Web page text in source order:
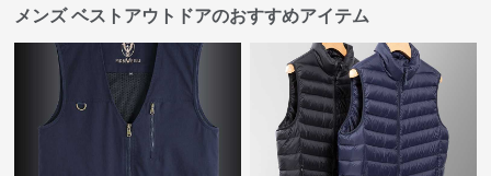
メンズ ベストアウトドアのおすすめアイテム